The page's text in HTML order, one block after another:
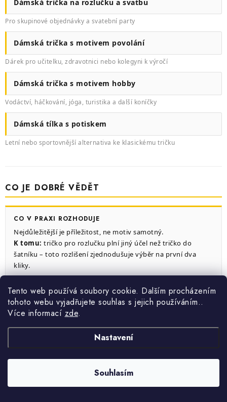
Tento web používá soubory cookie. Dalším procházením
tohoto webu vyjadřujete souhlas s jejich používáním..
Více informací zde.
Nastavení
Souhlasím
Dámská trička na rozlučku a svatbu
Pro skupinové objednávky a svatební party
Dámská trička s motivem povolání
Dárek pro učitelku, zdravotnici nebo kolegyni k výročí
Dámská trička s motivem hobby
Vodáctví, háčkování, jóga, turistika a další koníčky
Dámská tílka s potiskem
Letní nebo sportovnější alternativa ke klasickému tričku
CO JE DOBRÉ VĚDĚT
CO V PRAXI ROZHODUJE
Nejdůležitější je příležitost, ne motiv samotný.
K tomu: tričko pro rozlučku plní jiný účel než tričko do
šatníku – toto rozlišení zjednodušuje výběr na první dva
kliky.
Z ČEHO VYCHÁZÍME
Prémiový střih s elastanem padne lépe, ale klasická bavlna se
pokud kupujete dárek a nevíte, jaký střih
volba.